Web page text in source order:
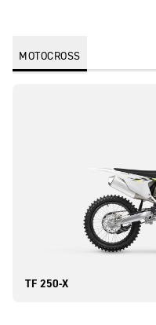
MOTOCROSS
TF 250-X